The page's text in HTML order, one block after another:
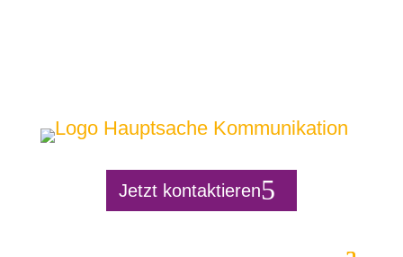
Jetzt kontaktieren